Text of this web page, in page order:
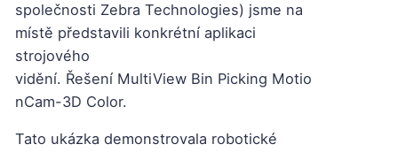
společnosti Zebra Technologies) jsme na
místě představili konkrétní aplikaci
strojového
vidění. Řešení MultiView Bin Picking Motio
nCam-3D Color.
Tato ukázka demonstrovala robotické